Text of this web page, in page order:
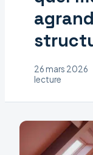
Déco
26 mars 2026
lecture